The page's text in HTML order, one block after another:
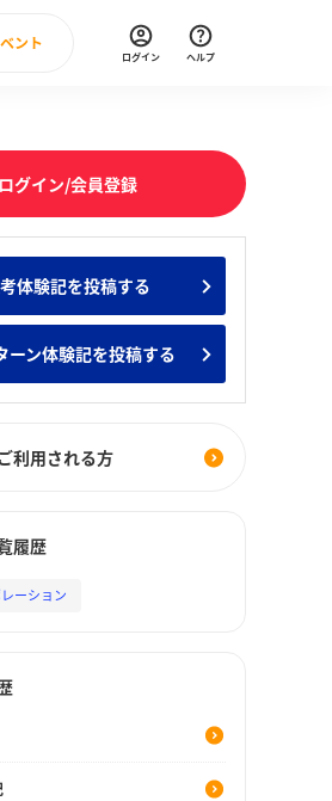
みんなのインターン人気企業ランキ
ント
直近のイベント一覧
ログイン ヘルプ
ログイン/会員登録
体験記を投稿する
ーン体験記を投稿する
利用される方
履歴
ーション